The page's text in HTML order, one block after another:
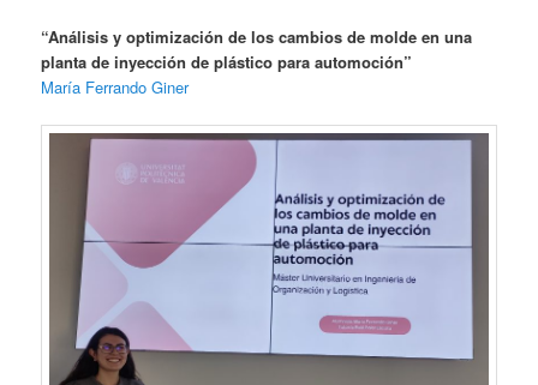
“Análisis y optimización de los cambios de molde en una
planta de inyección de plástico para automoción”
María Ferrando Giner